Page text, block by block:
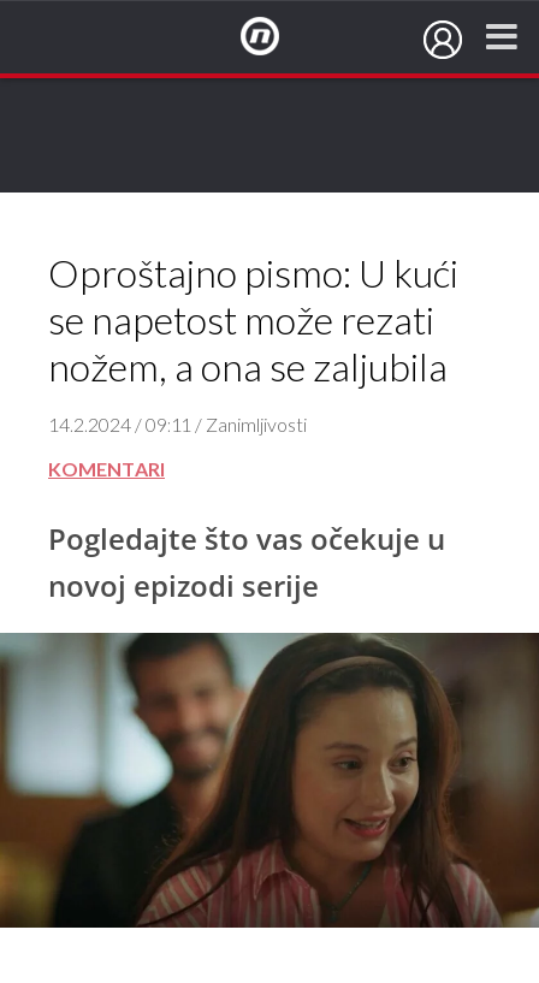
Oproštajno pismo: U kući
se napetost može rezati
nožem, a ona se zaljubila
14.2.2024 / 09:11 / Zanimljivosti
KOMENTARI
Pogledajte što vas očekuje u
novoj epizodi serije